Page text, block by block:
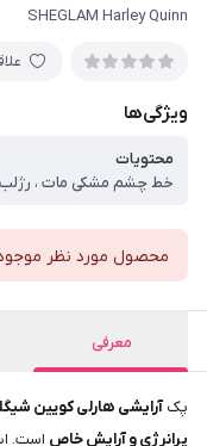
SHEGLAM Harley Quinn
ویژگی‌ها
محتویات
خط چشم مشکی مات ، رژلب
محصول مورد نظر
معرفی
پک آرایشی هارلی کویین
پرانرژی و آرایش خاص است.